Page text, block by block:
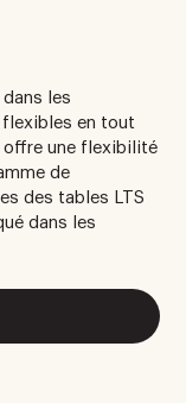
les
flexibles en tout
offre une flexibilité
de
des tables LTS
dans les